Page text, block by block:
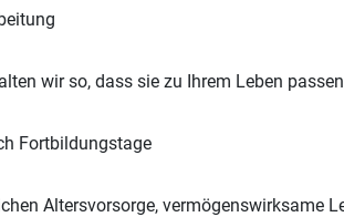
wir so, dass sie zu Ihrem Leben
Fortbildungstage
Altersvorsorge, vermögenswirksame